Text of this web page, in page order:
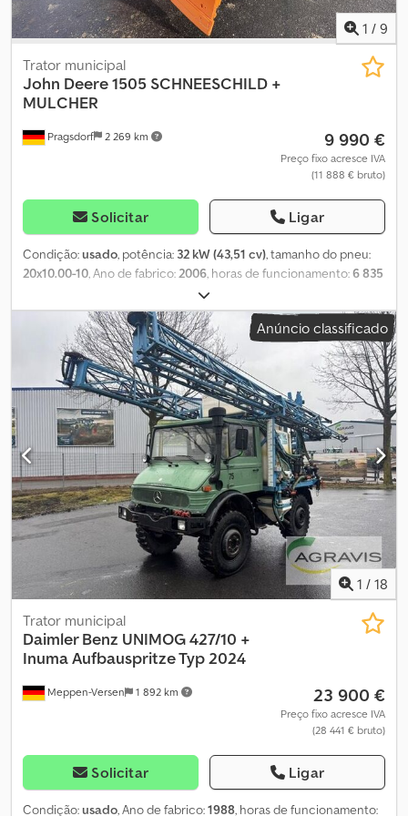
1 / 9
Pragsdorf 2 269 km
Trator municipal
John Deere1505 SCHNEESCHILD +
MULCHER
9 990 €
Preço fixo acresce IVA
(11 888 € bruto)
Solicitar Ligar
Condição:usado, potência: 32 kW (43,51 cv), tamanho do pneu:
20x10.00-10, Ano de fabrico:2006, horas de funcionamento:6 835
26x12.00-12
traseiro:20x10.00-10, velocidade máxima:20 km/h, Equipamento:
cabina, faróis adicionais, Pneus (dianteiros): 26x12.00-12, Pneus
(traseiros): 20x10.00-10, Horímetro: 6.835 horas. Inclui triturador
FSM3000, dobrável hidraulicamente, e lâmina de neve. Motor
Yanmar. Localização do estoque: 17094 Pragsdorf. Dedpfjqayq Iex
Amkjck
Anúncio classificado
1 / 18
Meppen-Versen 1 892 km
Trator municipal
Daimler Benz UNIMOG 427/10 +
Inuma Aufbauspritze Typ 2024
23 900 €
Preço fixo acresce IVA
(28 441 € bruto)
Solicitar Ligar
Condição:usado, Ano de fabrico:1988, horas de funcionamento: